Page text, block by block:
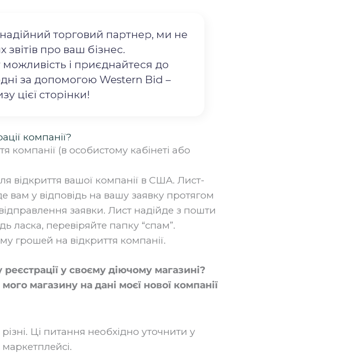
торговий партнер, ми не
про ваш бізнес.
і приєднайтеся до
за допомогою Western Bid –
цієї сторінки!
компанії?
компанії (в особистому кабінеті або
відкриття вашої компанії в США. Лист-
вам у відповідь на вашу заявку протягом
заявки. Лист надійде з пошти
ласка, перевіряйте папку “спам”.
грошей на відкриття компанії.
у своєму діючому магазині?
магазину на дані моєї нової компанії
Ці питання необхідно уточнити у